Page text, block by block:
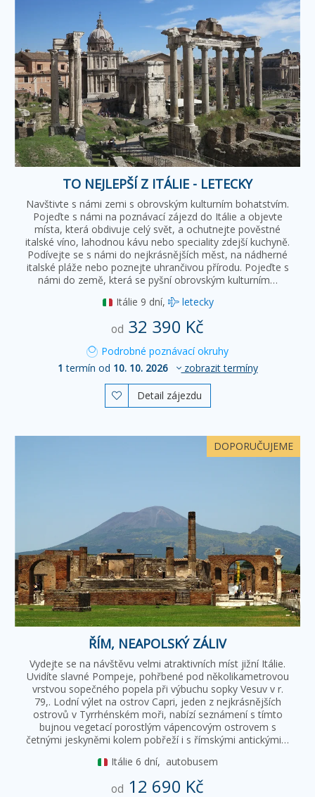
TO NEJLEPŠÍ Z ITÁLIE - LETECKY
Navštivte s námi zemi s obrovským kulturním bohatstvím.
Pojeďte s námi na poznávací zájezd do Itálie a objevte
místa, která obdivuje celý svět, a ochutnejte pověstné
italské víno, lahodnou kávu nebo speciality zdejší kuchyně.
Podívejte se s námi do nejkrásnějších měst, na nádherné
italské pláže nebo poznejte uhrančivou přírodu. Pojeďte s
námi do země, která se pyšní obrovským kulturním…
Itálie 9 dní, letecky
od 32 390 Kč
Podrobné poznávací okruhy
1 termín od 10. 10. 2026 zobrazit termíny
 Detail zájezdu
DOPORUČUJEME
ŘÍM, NEAPOLSKÝ ZÁLIV
Vydejte se na návštěvu velmi atraktivních míst jižní Itálie.
Uvidíte slavné Pompeje, pohřbené pod několikametrovou
vrstvou sopečného popela při výbuchu sopky Vesuv v r.
79,. Lodní výlet na ostrov Capri, jeden z nejkrásnějších
ostrovů v Tyrrhénském moři, nabízí seznámení s tímto
bujnou vegetací porostlým vápencovým ostrovem s
četnými jeskyněmi kolem pobřeží i s římskými antickými…
Itálie 6 dní, autobusem
od 12 690 Kč